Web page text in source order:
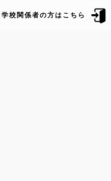
学校関係者の方はこちら